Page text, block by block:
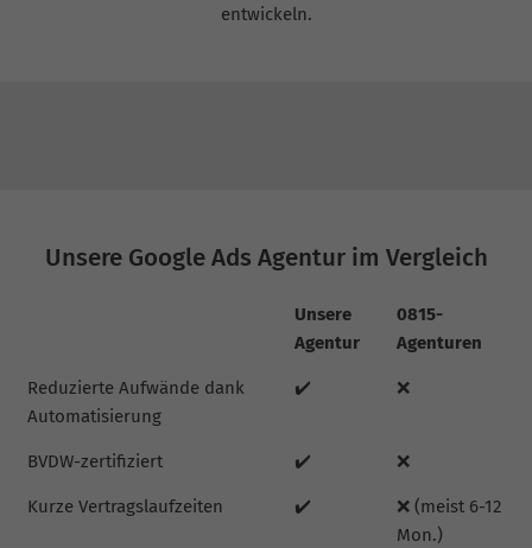
entwickeln.
Unsere Google Ads Agentur im Vergleich
Unsere
Agentur
0815-
Agenturen
Reduzierte Aufwände dank
Automatisierung
✔️ ❌
BVDW-zertifiziert ✔️ ❌
Kurze Vertragslaufzeiten ✔️
❌ (meist 6-12
Mon.)